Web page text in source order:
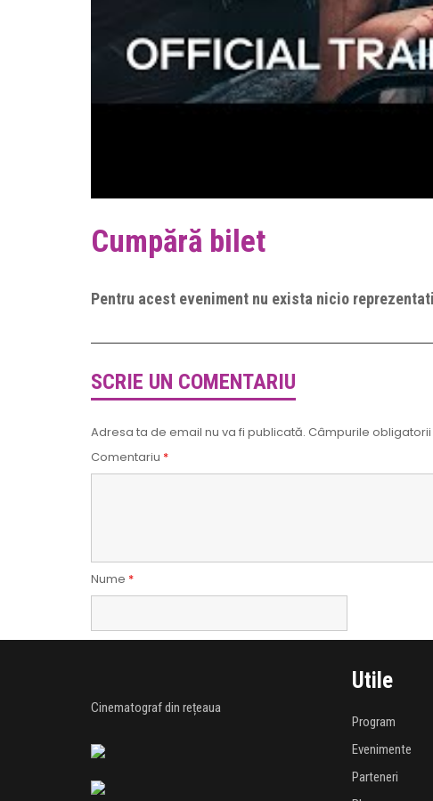
Cumpără bilet
Pentru acest eveniment nu exista nicio
SCRIE UN COMENTARIU
Adresa ta de email nu va fi publicată. Câmpurile
Comentariu *
Nume *
Cinematograf din rețeaua
Utile
Program
Evenimente
Parteneri